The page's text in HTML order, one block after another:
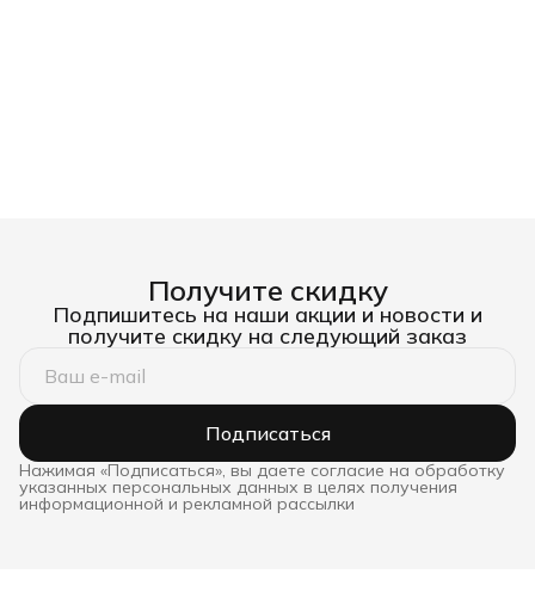
Получите скидку
Подпишитесь на наши акции и новости и
получите скидку на следующий заказ
Подписаться
Нажимая «Подписаться», вы даете согласие на обработку
указанных персональных данных в целях получения
информационной и рекламной рассылки